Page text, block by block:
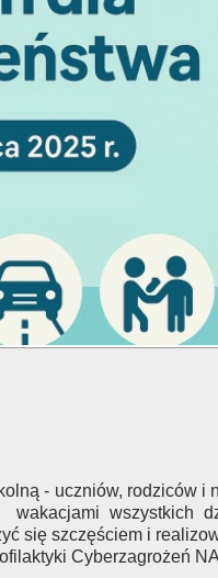
- uczniów, rodziców
wszystkich
się szczęściem i
Cyberzagrożeń